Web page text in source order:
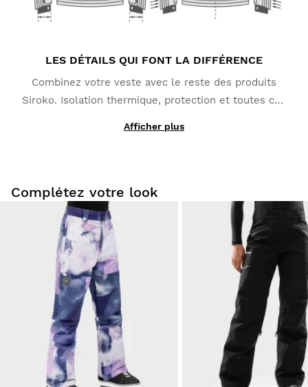
LES DÉTAILS QUI FONT LA DIFFÉRENCE
Combinez votre veste avec le reste des produits
Siroko. Isolation thermique, protection et toutes ces
poche forfait, zips d'aération aux aisselles et une
Afficher plus
Complétez votre look